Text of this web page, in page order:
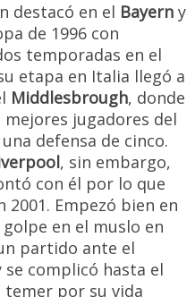
destacó en el Bayern y
de 1996 con
temporadas en el
etapa en Italia llegó a
Middlesbrough, donde
jugadores del
defensa de cinco.
, sin embargo,
con él por lo que
Empezó bien en
en el muslo en
partido ante el
se complicó hasta el
por su vida